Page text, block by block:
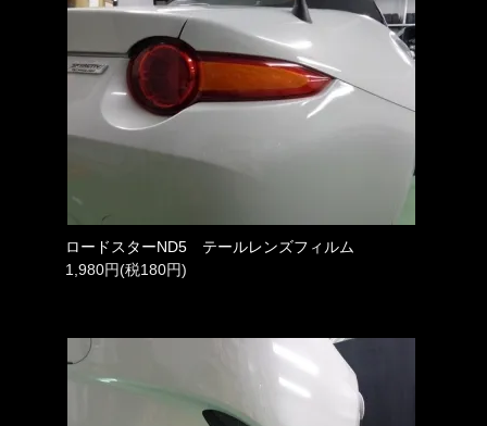
ロードスターND5 テールレンズフィルム
1,980円(税180円)